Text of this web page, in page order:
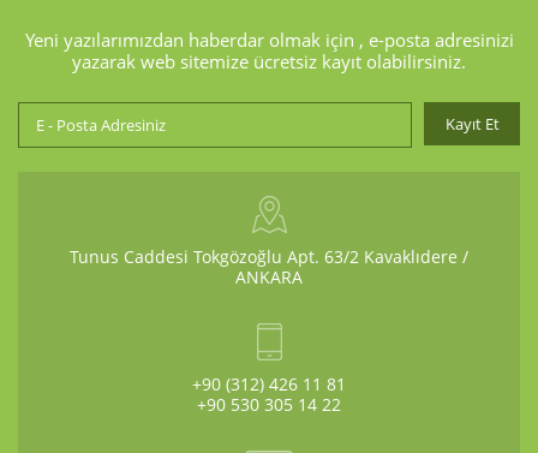
Yeni yazılarımızdan haberdar olmak için , e-posta adresinizi
yazarak web sitemize ücretsiz kayıt olabilirsiniz.
Tunus Caddesi Tokgözoğlu Apt. 63/2 Kavaklıdere /
ANKARA
+90 (312) 426 11 81
+90 530 305 14 22